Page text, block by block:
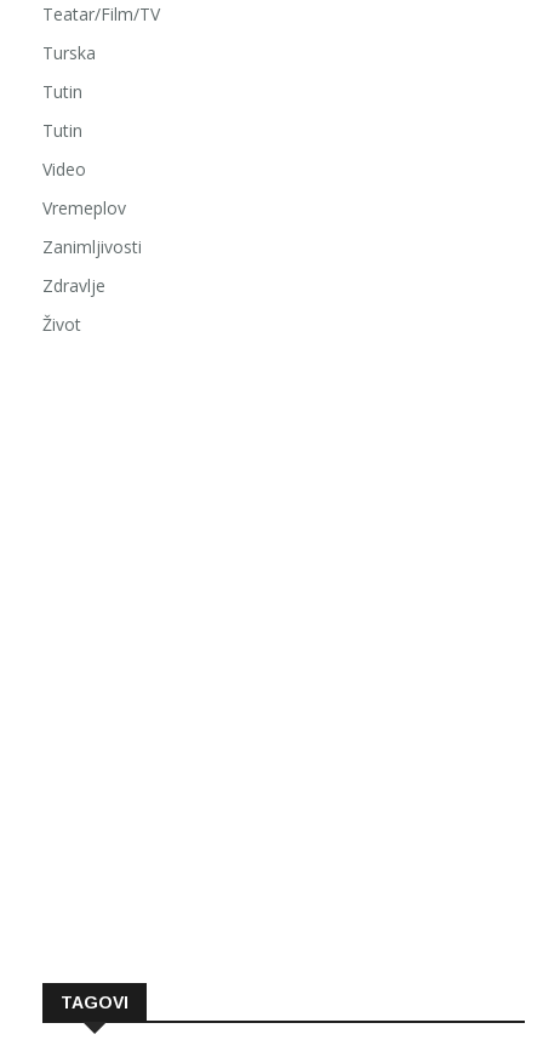
Teatar/Film/TV
Turska
Tutin
Tutin
Video
Vremeplov
Zanimljivosti
Zdravlje
Život
TAGOVI